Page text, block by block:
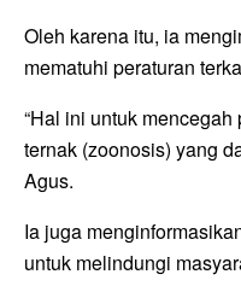
Oleh karena itu, ia
mematuhi peraturan
“Hal ini untuk
ternak (zoonosis) yang
Agus.
Ia juga
untuk melindungi